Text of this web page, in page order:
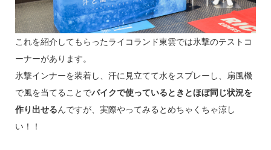
これを紹介してもらったライコランド東雲では氷撃のテストコ
ーナーがあります。
氷撃インナーを装着し、汗に見立てて水をスプレーし、扇風機
で風を当てることでバイクで使っているときとほぼ同じ状況を
作り出せるんですが、実際やってみるとめちゃくちゃ涼し
い！！